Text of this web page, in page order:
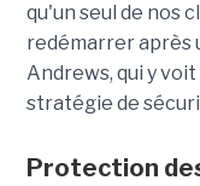
qu'un seul de nos
redémarrer après
Andrews, qui y
stratégie de
Protection